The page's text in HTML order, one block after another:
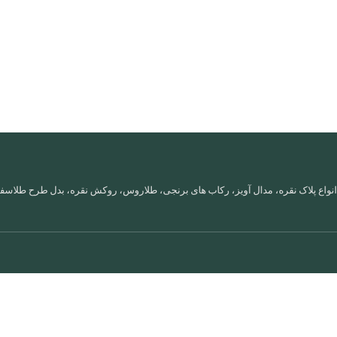
پلاک نقره، مدال آویز، رکاب های برنجی، طلاروس، روکش نقره، بدل طرح